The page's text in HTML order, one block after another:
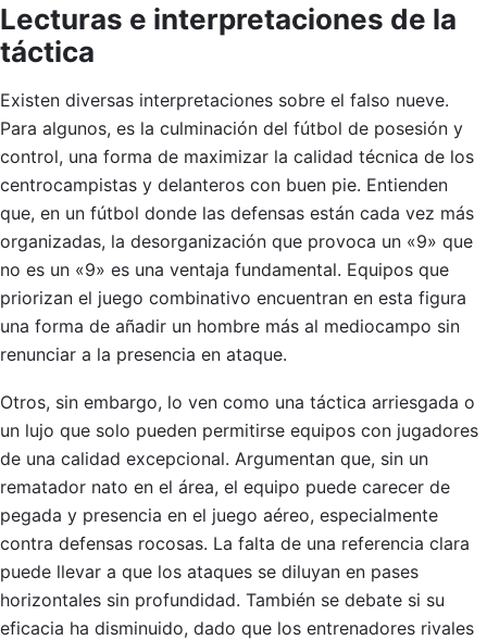
Lecturas e interpretaciones de la
táctica
Existen diversas interpretaciones sobre el falso nueve.
Para algunos, es la culminación del fútbol de posesión y
control, una forma de maximizar la calidad técnica de los
centrocampistas y delanteros con buen pie. Entienden
que, en un fútbol donde las defensas están cada vez más
organizadas, la desorganización que provoca un «9» que
no es un «9» es una ventaja fundamental. Equipos que
priorizan el juego combinativo encuentran en esta figura
una forma de añadir un hombre más al mediocampo sin
renunciar a la presencia en ataque.
Otros, sin embargo, lo ven como una táctica arriesgada o
un lujo que solo pueden permitirse equipos con jugadores
de una calidad excepcional. Argumentan que, sin un
rematador nato en el área, el equipo puede carecer de
pegada y presencia en el juego aéreo, especialmente
contra defensas rocosas. La falta de una referencia clara
puede llevar a que los ataques se diluyan en pases
horizontales sin profundidad. También se debate si su
eficacia ha disminuido, dado que los entrenadores rivales